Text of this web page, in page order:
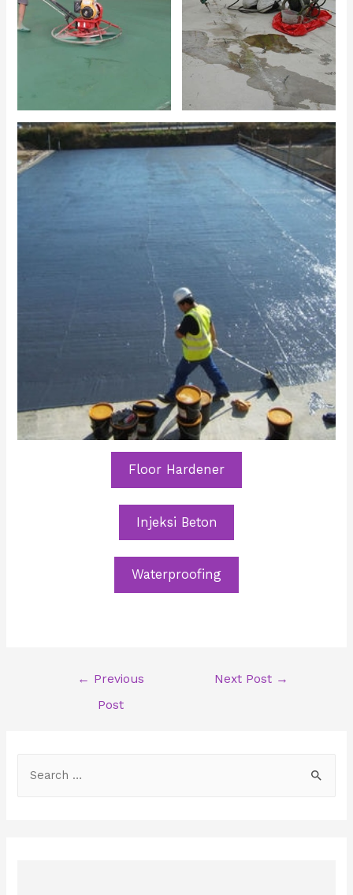
Floor Hardener
Injeksi Beton
Waterproofing
Post
navigation
← Previous
Post
Next Post →